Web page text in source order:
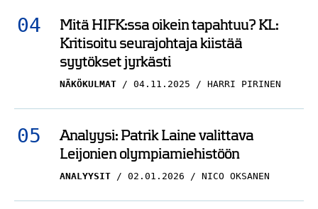
Mitä HIFK:ssa oikein tapahtuu? KL:
Kritisoitu seurajohtaja kiistää
syytökset jyrkästi
NÄKÖKULMAT 04.11.2025 HARRI PIRINEN
Analyysi: Patrik Laine valittava
Leijonien olympiamiehistöön
ANALYYSIT 02.01.2026 NICO OKSANEN